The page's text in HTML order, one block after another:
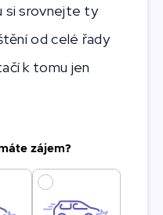
si srovnejte ty
od celé řady
k tomu jen